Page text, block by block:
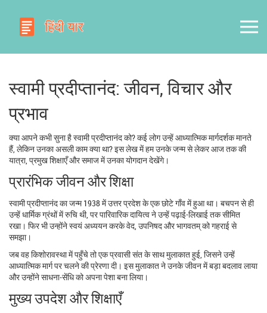
स्वामी प्रदीप्तानंद: जीवन, विचार और
प्रभाव
क्या आपने कभी सुना है स्वामी प्रदीप्तानंद को? कई लोग उन्हें आध्यात्मिक मार्गदर्शक मानते
हैं, लेकिन उनका असली काम क्या था? इस लेख में हम उनके जन्म से लेकर आज तक की
यात्रा, प्रमुख शिक्षाएँ और समाज में उनका योगदान देखेंगे।
प्रारंभिक जीवन और शिक्षा
स्वामी प्रदीप्तानंद का जन्म 1938 में उत्तर प्रदेश के एक छोटे गाँव में हुआ था। बचपन से ही
उन्हें धार्मिक ग्रंथों में रुचि थी, पर पारिवारिक दायित्व ने उन्हें पढ़ाई-लिखाई तक सीमित
रखा। फिर भी उन्होंने स्वयं अध्ययन करके वेद, उपनिषद और भागवतम् को गहराई से
समझा।
जब वह किशोरावस्था में पहुँचे तो एक प्रवासी संत के साथ मुलाकात हुई, जिसने उन्हें
आध्यात्मिक मार्ग पर चलने की प्रेरणा दी। इस मुलाकात ने उनके जीवन में बड़ा बदलाव लाया
और उन्होंने साधना‑सेंधि को अपना पेशा बना लिया।
मुख्य उपदेश और शिक्षाएँ